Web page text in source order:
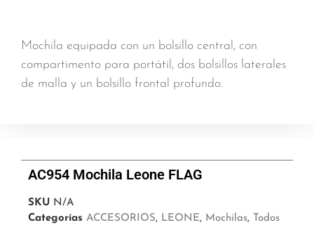
Mochila equipada con un bolsillo central, con
compartimento para portátil, dos bolsillos laterales
de malla y un bolsillo frontal profundo.
AC954 Mochila Leone FLAG
SKU N/A
Categorías ACCESORIOS, LEONE, Mochilas, Todos